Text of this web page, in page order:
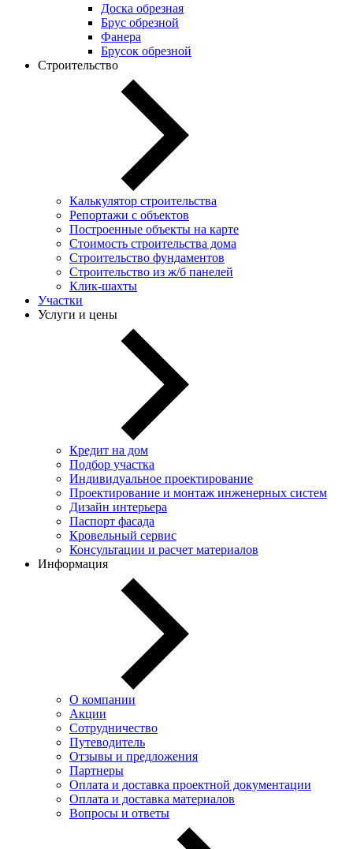
Доска обрезная
Брус обрезной
Фанера
Брусок обрезной
Строительство
Калькулятор строительства
Репортажи с объектов
Построенные объекты на карте
Стоимость строительства дома
Строительство фундаментов
Строительство из ж/б панелей
Клик-шахты
Участки
Услуги и цены
Кредит на дом
Подбор участка
Индивидуальное проектирование
Проектирование и монтаж инженерных систем
Дизайн интерьера
Паспорт фасада
Кровельный сервис
Консультации и расчет материалов
Информация
О компании
Акции
Сотрудничество
Путеводитель
Отзывы и предложения
Партнеры
Оплата и доставка проектной документации
Оплата и доставка материалов
Вопросы и ответы